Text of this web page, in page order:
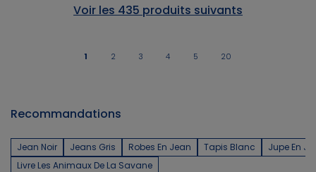
Voir les 435 produits suivants
1 2 3 4 5 20
Recommandations
Jean Noir Jeans Gris Robes En Jean Tapis Blanc
Jupe En
Livre Les Animaux De La Savane